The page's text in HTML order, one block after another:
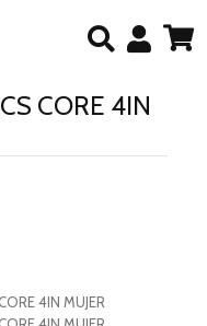
CORE 4IN